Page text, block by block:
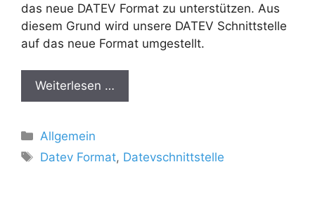
das neue DATEV Format zu unterstützen. Aus
diesem Grund wird unsere DATEV Schnittstelle
auf das neue Format umgestellt.
Weiterlesen …
Kategorien
Allgemein
Schlagwörter
Datev Format, Datevschnittstelle